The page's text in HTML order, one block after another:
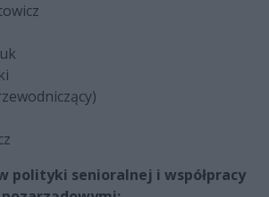
polityki senioralnej i współpracy